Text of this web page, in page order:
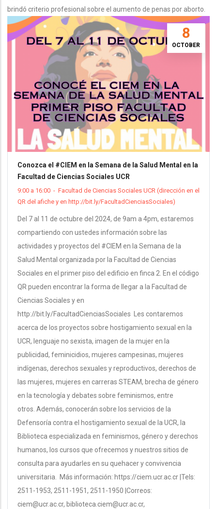
brindó criterio profesional sobre el aumento de penas por aborto.
8
OCTOBER
Conozca el #CIEM en la Semana de la Salud Mental en la
Facultad de Ciencias Sociales UCR
9:00 a 16:00 - Facultad de Ciencias Sociales UCR (dirección en el
QR del afiche y en http://bit.ly/FacultadCienciasSociales)
Del 7 al 11 de octubre del 2024, de 9am a 4pm, estaremos
compartiendo con ustedes información sobre las
actividades y proyectos del #CIEM en la Semana de la
Salud Mental organizada por la Facultad de Ciencias
Sociales en el primer piso del edificio en finca 2. En el código
QR pueden encontrar la forma de llegar a la Facultad de
Ciencias Sociales y en
http://bit.ly/FacultadCienciasSociales Les contaremos
acerca de los proyectos sobre hostigamiento sexual en la
UCR, lenguaje no sexista, imagen de la mujer en la
publicidad, feminicidios, mujeres campesinas, mujeres
indígenas, derechos sexuales y reproductivos, derechos de
las mujeres, mujeres en carreras STEAM, brecha de género
en la tecnología y debates sobre feminismos, entre
otros. Además, conocerán sobre los servicios de la
Defensoría contra el hostigamiento sexual de la UCR, la
Biblioteca especializada en feminismos, género y derechos
humanos, los cursos que ofrecemos y nuestros sitios de
consulta para ayudarles en su quehacer y convivencia
universitaria. Más información: https://ciem.ucr.ac.cr |Tels:
2511-1953, 2511-1951, 2511-1950 |Correos:
ciem@ucr.ac.cr, biblioteca.ciem@ucr.ac.cr,